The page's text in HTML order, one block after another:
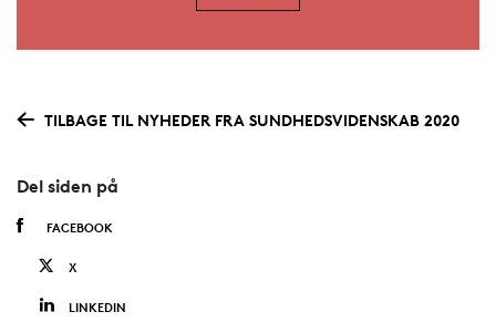
TILBAGE TIL NYHEDER FRA SUNDHEDSVIDENSKAB 2020
Del siden på
FACEBOOK
X
LINKEDIN